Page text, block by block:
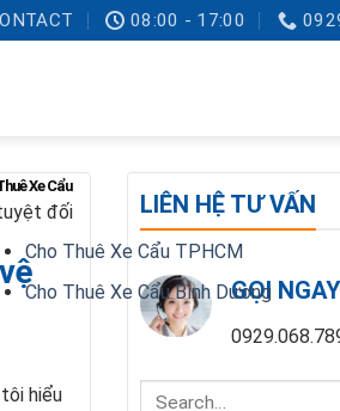
08:00 - 17:00
Xe Cẩu
Cho Thuê Xe Cẩu TPHCM
Cho Thuê Xe Cẩu Bình Dương
đối
hiểu
LIÊN HỆ TƯ VẤN
GỌI NGAY